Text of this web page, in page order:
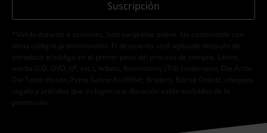
Suscripción
*Válido durante 4 semanas. Solo canjeable online. No combinable con
otros códigos promocionales. El descuento será aplicado después de
introducir el código en el primer paso del proceso de compra. Libros,
media (CD, DVD, LP, etc.), tickets, Rammstein, (Till) Lindemann, Die Ärzte,
Die Toten Hosen, Feine Sahne Fischfilet, Broilers, Böhse Onkelz, cheques-
regalo y artículos que incluyen una donación están excluidos de la
promoción.